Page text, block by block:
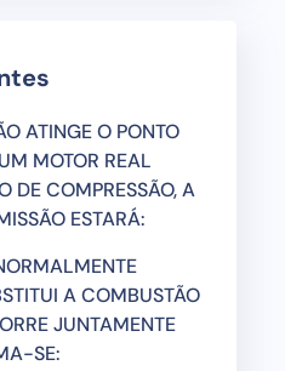
ATINGE O PONTO
MOTOR REAL
DE COMPRESSÃO, A
ESTARÁ:
A COMBUSTÃO
JUNTAMENTE
SE: